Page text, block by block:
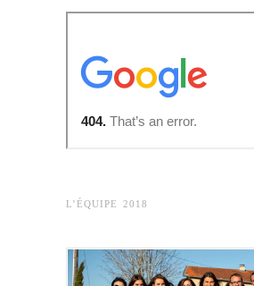
L’ÉQUIPE 2018